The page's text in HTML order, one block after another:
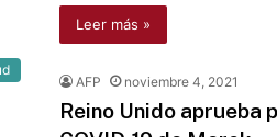
Leer más »
AFP noviembre 4, 2021
Reino Unido aprueba